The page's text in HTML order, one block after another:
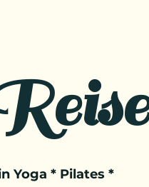
Yoga * Pilates *